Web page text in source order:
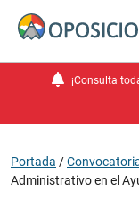
¡Consulta
Portada /
Administrativo en el